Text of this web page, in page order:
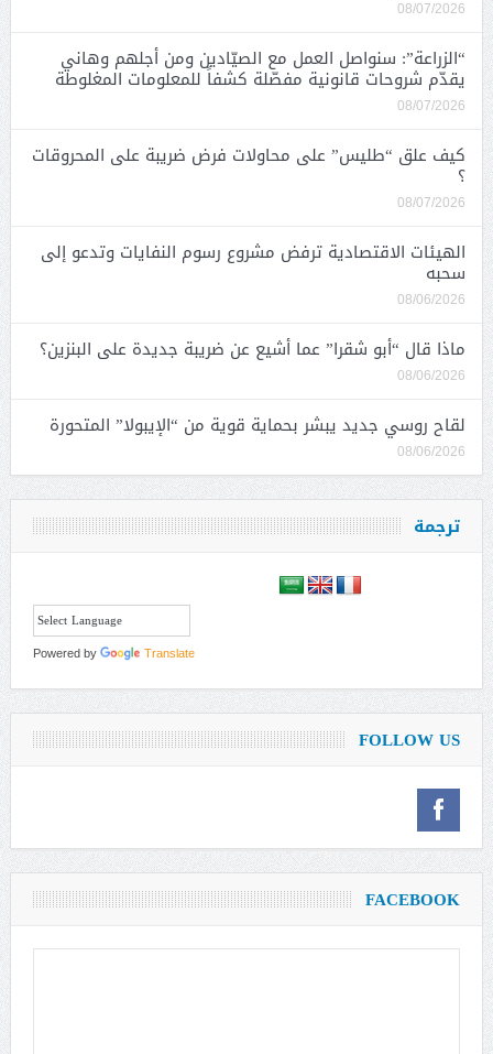
08/07/2026
“الزراعة”: سنواصل العمل مع الصيّادين ومن أجلهم وهاني
يقدّم شروحات قانونية مفصّلة كشفاً للمعلومات المغلوطة
08/07/2026
كيف علق “طليس” على محاولات فرض ضريبة على المحروقات
؟
08/07/2026
الهيئات الاقتصادية ترفض مشروع رسوم النفايات وتدعو إلى
سحبه
08/06/2026
ماذا قال “أبو شقرا” عما أشيع عن ضريبة جديدة على البنزين؟
08/06/2026
لقاح روسي جديد يبشر بحماية قوية من “الإيبولا” المتحورة
08/06/2026
ترجمة
Powered by Translate
FOLLOW US
FACEBOOK